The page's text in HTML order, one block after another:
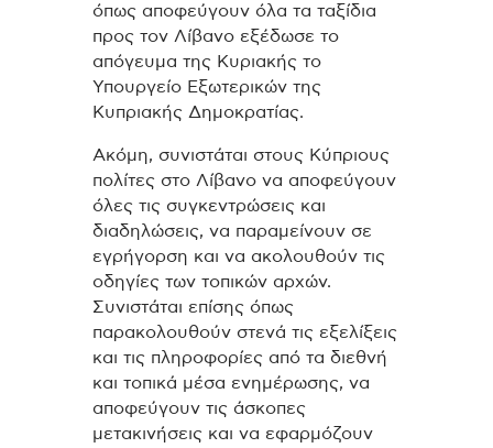
όπως αποφεύγουν όλα τα ταξίδια
προς τον Λίβανο εξέδωσε το
απόγευμα της Κυριακής το
Υπουργείο Εξωτερικών της
Κυπριακής Δημοκρατίας.
Ακόμη, συνιστάται στους Κύπριους
πολίτες στο Λίβανο να αποφεύγουν
όλες τις συγκεντρώσεις και
διαδηλώσεις, να παραμείνουν σε
εγρήγορση και να ακολουθούν τις
οδηγίες των τοπικών αρχών.
Συνιστάται επίσης όπως
παρακολουθούν στενά τις εξελίξεις
και τις πληροφορίες από τα διεθνή
και τοπικά μέσα ενημέρωσης, να
αποφεύγουν τις άσκοπες
μετακινήσεις και να εφαρμόζουν